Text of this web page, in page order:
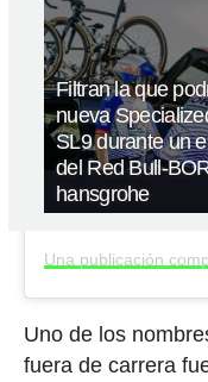
Filtran la que
nueva
SL9 durante un
del Red Bull-
hansgrohe
Uno de los
fuera de carrera